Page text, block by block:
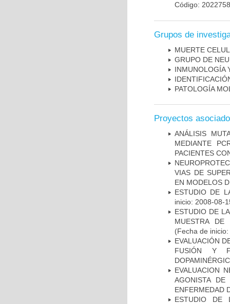
Código:
Grupos de
MUERTE
GRUPO DE
INMUNOLOGÍA
PATOLOGÍA
Proyectos
ANÁLISIS
MEDIANTE
PACIENTES
VIAS DE
EN MODELOS
ESTUDIO DE
inicio: 2008-08-
ESTUDIO DE
MUESTRA DE
(Fecha de
EVALUACIÓN
FUSIÓN Y
EVALUACION
AGONISTA
ENFERMEDAD
ESTUDIO DE